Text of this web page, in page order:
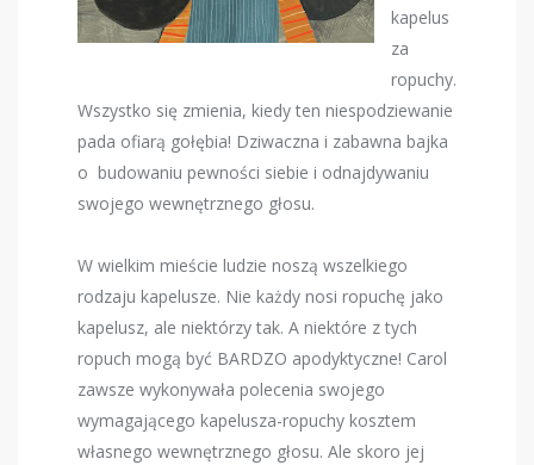
kapelus
za
ropuchy.
Wszystko się zmienia, kiedy ten niespodziewanie
pada ofiarą gołębia! Dziwaczna i zabawna bajka
o budowaniu pewności siebie i odnajdywaniu
swojego wewnętrznego głosu.
W wielkim mieście ludzie noszą wszelkiego
rodzaju kapelusze. Nie każdy nosi ropuchę jako
kapelusz, ale niektórzy tak. A niektóre z tych
ropuch mogą być BARDZO apodyktyczne! Carol
zawsze wykonywała polecenia swojego
wymagającego kapelusza-ropuchy kosztem
własnego wewnętrznego głosu. Ale skoro jej